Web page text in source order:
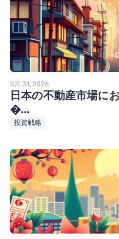
5月 31, 2026
日本の不動産市場に
�...
投資戦略